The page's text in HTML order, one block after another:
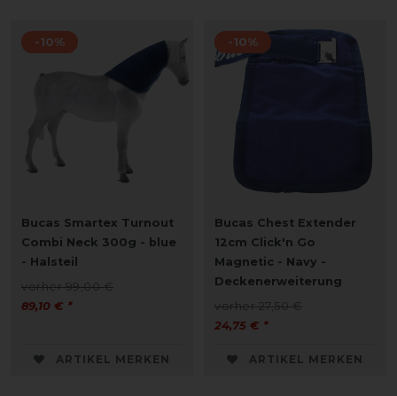
-10%
Bucas Smartex Turnout
Combi Neck 300g - blue
- Halsteil
vorher 99,00 €
89,10 € *
ARTIKEL MERKEN
-10%
Bucas Chest Extender
12cm Click'n Go
Magnetic - Navy -
Deckenerweiterung
vorher 27,50 €
24,75 € *
ARTIKEL MERKEN